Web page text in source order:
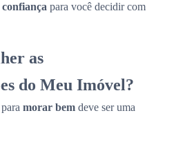
confiança para você decidir com
as
do Meu Imóvel?
morar bem deve ser uma